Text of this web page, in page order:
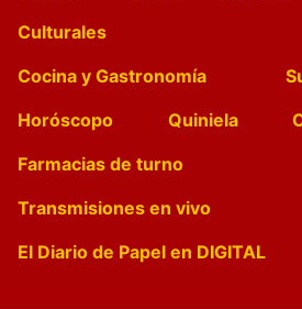
Culturales
Cocina y Gastronomía
Horóscopo
Quiniela
Farmacias de turno
Transmisiones en vivo
El Diario de Papel en DIGITAL